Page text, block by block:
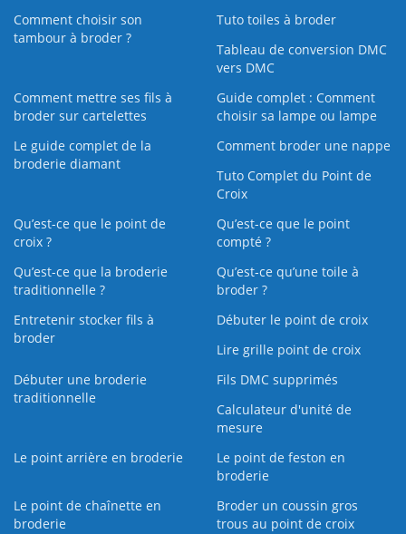
Comment choisir son
tambour à broder ?
Tuto toiles à broder
Tableau de conversion DMC
vers DMC
Comment mettre ses fils à
broder sur cartelettes
Guide complet : Comment
choisir sa lampe ou lampe
Le guide complet de la
broderie diamant
Comment broder une nappe
Tuto Complet du Point de
Croix
Qu’est-ce que le point de
croix ?
Qu’est-ce que le point
compté ?
Qu’est-ce que la broderie
traditionnelle ?
Qu’est‑ce qu’une toile à
broder ?
Entretenir stocker fils à
broder
Débuter le point de croix
Lire grille point de croix
Débuter une broderie
traditionnelle
Fils DMC supprimés
Calculateur d'unité de
mesure
Le point arrière en broderie
Le point de feston en
broderie
Le point de chaînette en
broderie
Broder un coussin gros
trous au point de croix